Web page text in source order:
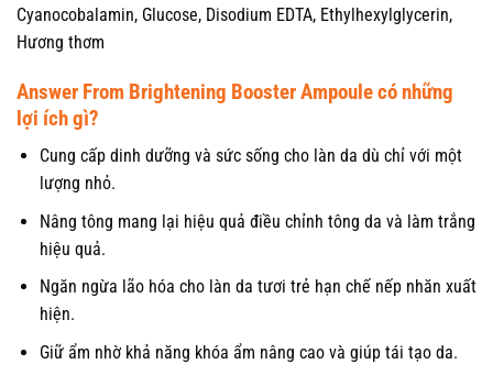
Cyanocobalamin, Glucose, Disodium EDTA, Ethylhexylglycerin,
Hương thơm
Answer From Brightening Booster Ampoule có những
lợi ích gì?
Cung cấp dinh dưỡng và sức sống cho làn da dù chỉ với một
lượng nhỏ.
Nâng tông mang lại hiệu quả điều chỉnh tông da và làm trắng
hiệu quả.
Ngăn ngừa lão hóa cho làn da tươi trẻ hạn chế nếp nhăn xuất
hiện.
Giữ ẩm nhờ khả năng khóa ẩm nâng cao và giúp tái tạo da.